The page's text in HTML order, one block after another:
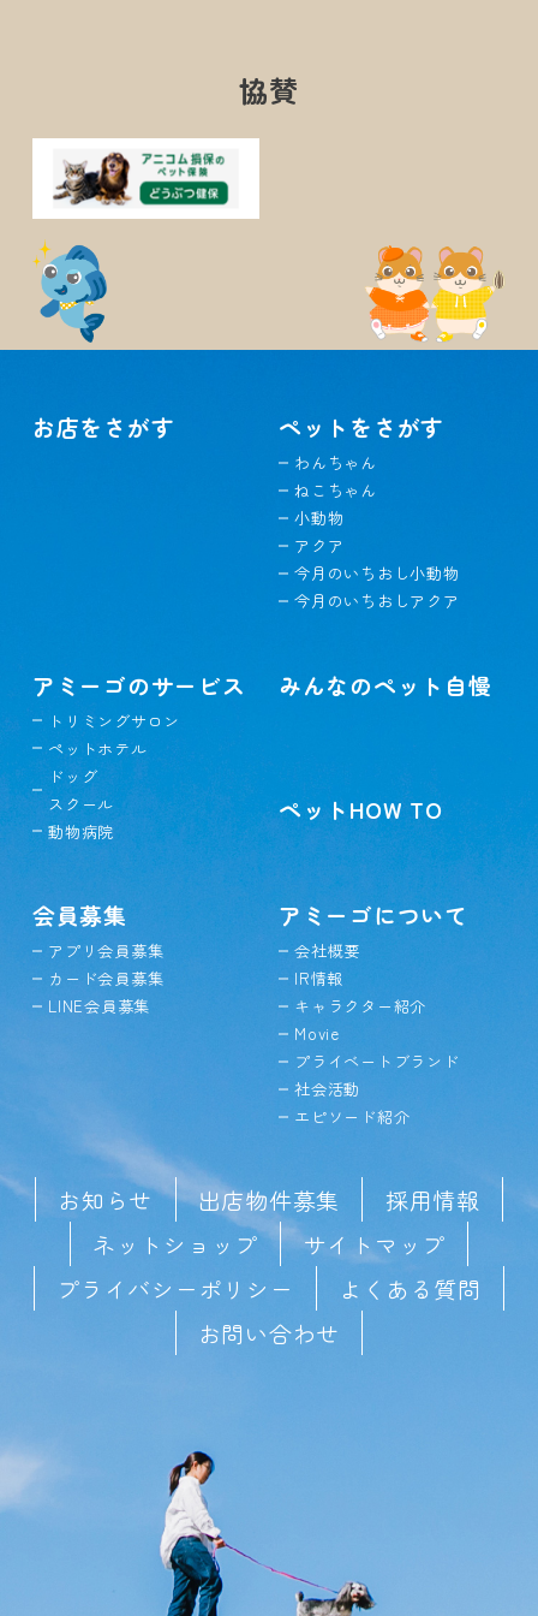
協賛
お店をさがす ペットをさがす
わんちゃん
ねこちゃん
小動物
アクア
今月のいちおし小動物
今月のいちおしアクア
アミーゴのサービス
トリミングサロン
ペットホテル
ドッグ
スクール
動物病院
みんなのペット自慢
ペットHOW TO
会員募集
アプリ会員募集
カード会員募集
LINE会員募集
アミーゴについて
会社概要
IR情報
キャラクター紹介
Movie
プライベートブランド
社会活動
エピソード紹介
お知らせ 出店物件募集
採用情報
ネットショップ
サイトマップ
プライバシーポリシー
よくある質問
お問い合わせ